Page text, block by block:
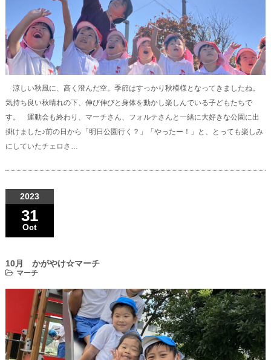
涼しい秋風に、高く澄んだ空。季節はすっかり秋模様となってきましたね。
気持ち良い秋晴れの下、伸び伸びと身体を動かし楽しんでいる子どもたちで
す。 運動会も終わり、マーチさん、フォルテさんと一緒に大好きな公園に出
掛けました♪前の日から「明日公園行く？」「やったー！」と、とっても楽しみ
にしていたチェロさ…
2023
31
Oct
10月 かがやけ☆マーチ
マーチ